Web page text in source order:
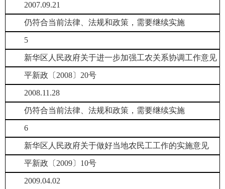
2007.09.21
仍符合当前法律、法规和政策，需要继续实施
5
新华区人民政府关于进一步加强工农关系协调工作意见
平新政〔2008〕20号
2008.11.28
仍符合当前法律、法规和政策，需要继续实施
6
新华区人民政府关于做好当地农民工工作的实施意见
平新政〔2009〕10号
2009.04.02